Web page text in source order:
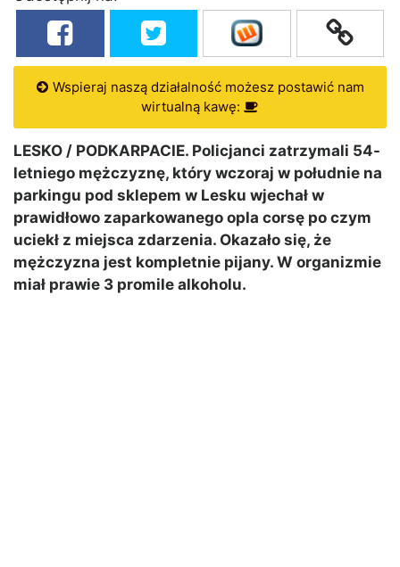
Wspieraj naszą działalność możesz postawić nam
wirtualną kawę:
LESKO / PODKARPACIE. Policjanci zatrzymali 54-
letniego mężczyznę, który wczoraj w południe na
parkingu pod sklepem w Lesku wjechał w
prawidłowo zaparkowanego opla corsę po czym
uciekł z miejsca zdarzenia. Okazało się, że
mężczyzna jest kompletnie pijany. W organizmie
miał prawie 3 promile alkoholu.